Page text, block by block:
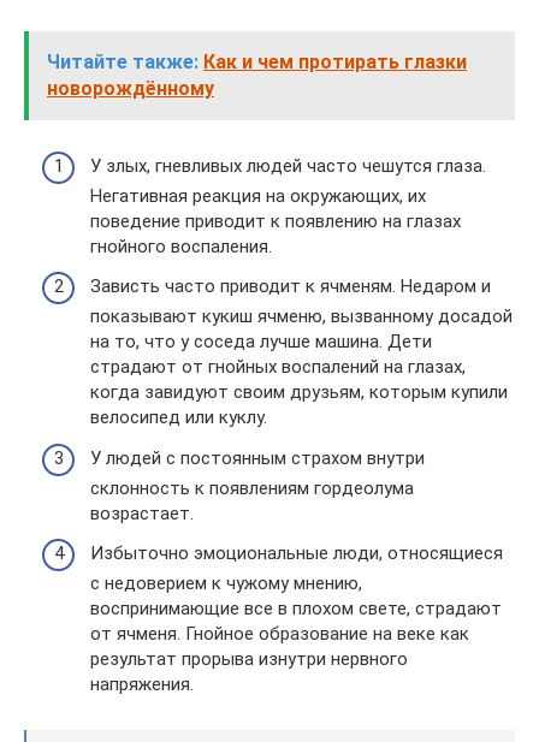
Читайте также: Как и чем протирать глазки
новорождённому
У злых, гневливых людей часто чешутся глаза.
Негативная реакция на окружающих, их
поведение приводит к появлению на глазах
гнойного воспаления.
Зависть часто приводит к ячменям. Недаром и
показывают кукиш ячменю, вызванному досадой
на то, что у соседа лучше машина. Дети
страдают от гнойных воспалений на глазах,
когда завидуют своим друзьям, которым купили
велосипед или куклу.
У людей с постоянным страхом внутри
склонность к появлениям гордеолума
возрастает.
Избыточно эмоциональные люди, относящиеся
с недоверием к чужому мнению,
воспринимающие все в плохом свете, страдают
от ячменя. Гнойное образование на веке как
результат прорыва изнутри нервного
напряжения.